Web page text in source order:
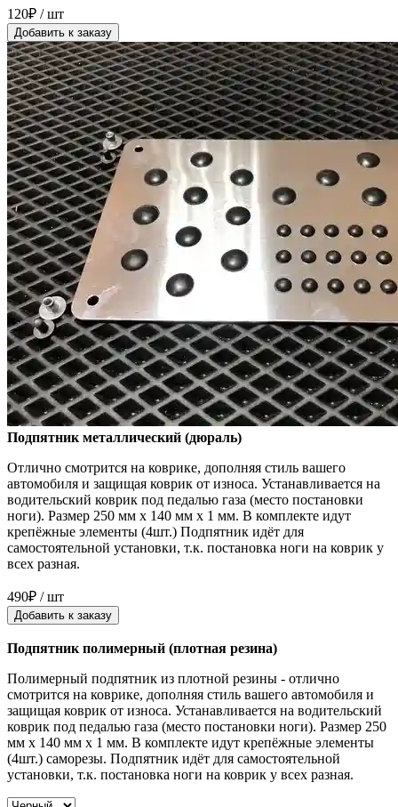
120₽ / шт
Добавить к заказу
Подпятник металлический (дюраль)
Отлично смотрится на коврике, дополняя стиль вашего
автомобиля и защищая коврик от износа. Устанавливается на
водительский коврик под педалью газа (место постановки
ноги). Размер 250 мм x 140 мм x 1 мм. В комплекте идут
крепёжные элементы (4шт.) Подпятник идёт для
самостоятельной установки, т.к. постановка ноги на коврик у
всех разная.
490₽ / шт
Добавить к заказу
Подпятник полимерный (плотная резина)
Полимерный подпятник из плотной резины - отлично
смотрится на коврике, дополняя стиль вашего автомобиля и
защищая коврик от износа. Устанавливается на водительский
коврик под педалью газа (место постановки ноги). Размер 250
мм x 140 мм x 1 мм. В комплекте идут крепёжные элементы
(4шт.) саморезы. Подпятник идёт для самостоятельной
установки, т.к. постановка ноги на коврик у всех разная.